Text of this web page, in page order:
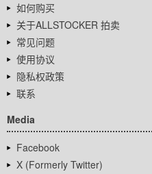
如何购买
关于ALLSTOCKER 拍卖
常见问题
使用协议
隐私权政策
联系
Media
Facebook
X (Formerly Twitter)